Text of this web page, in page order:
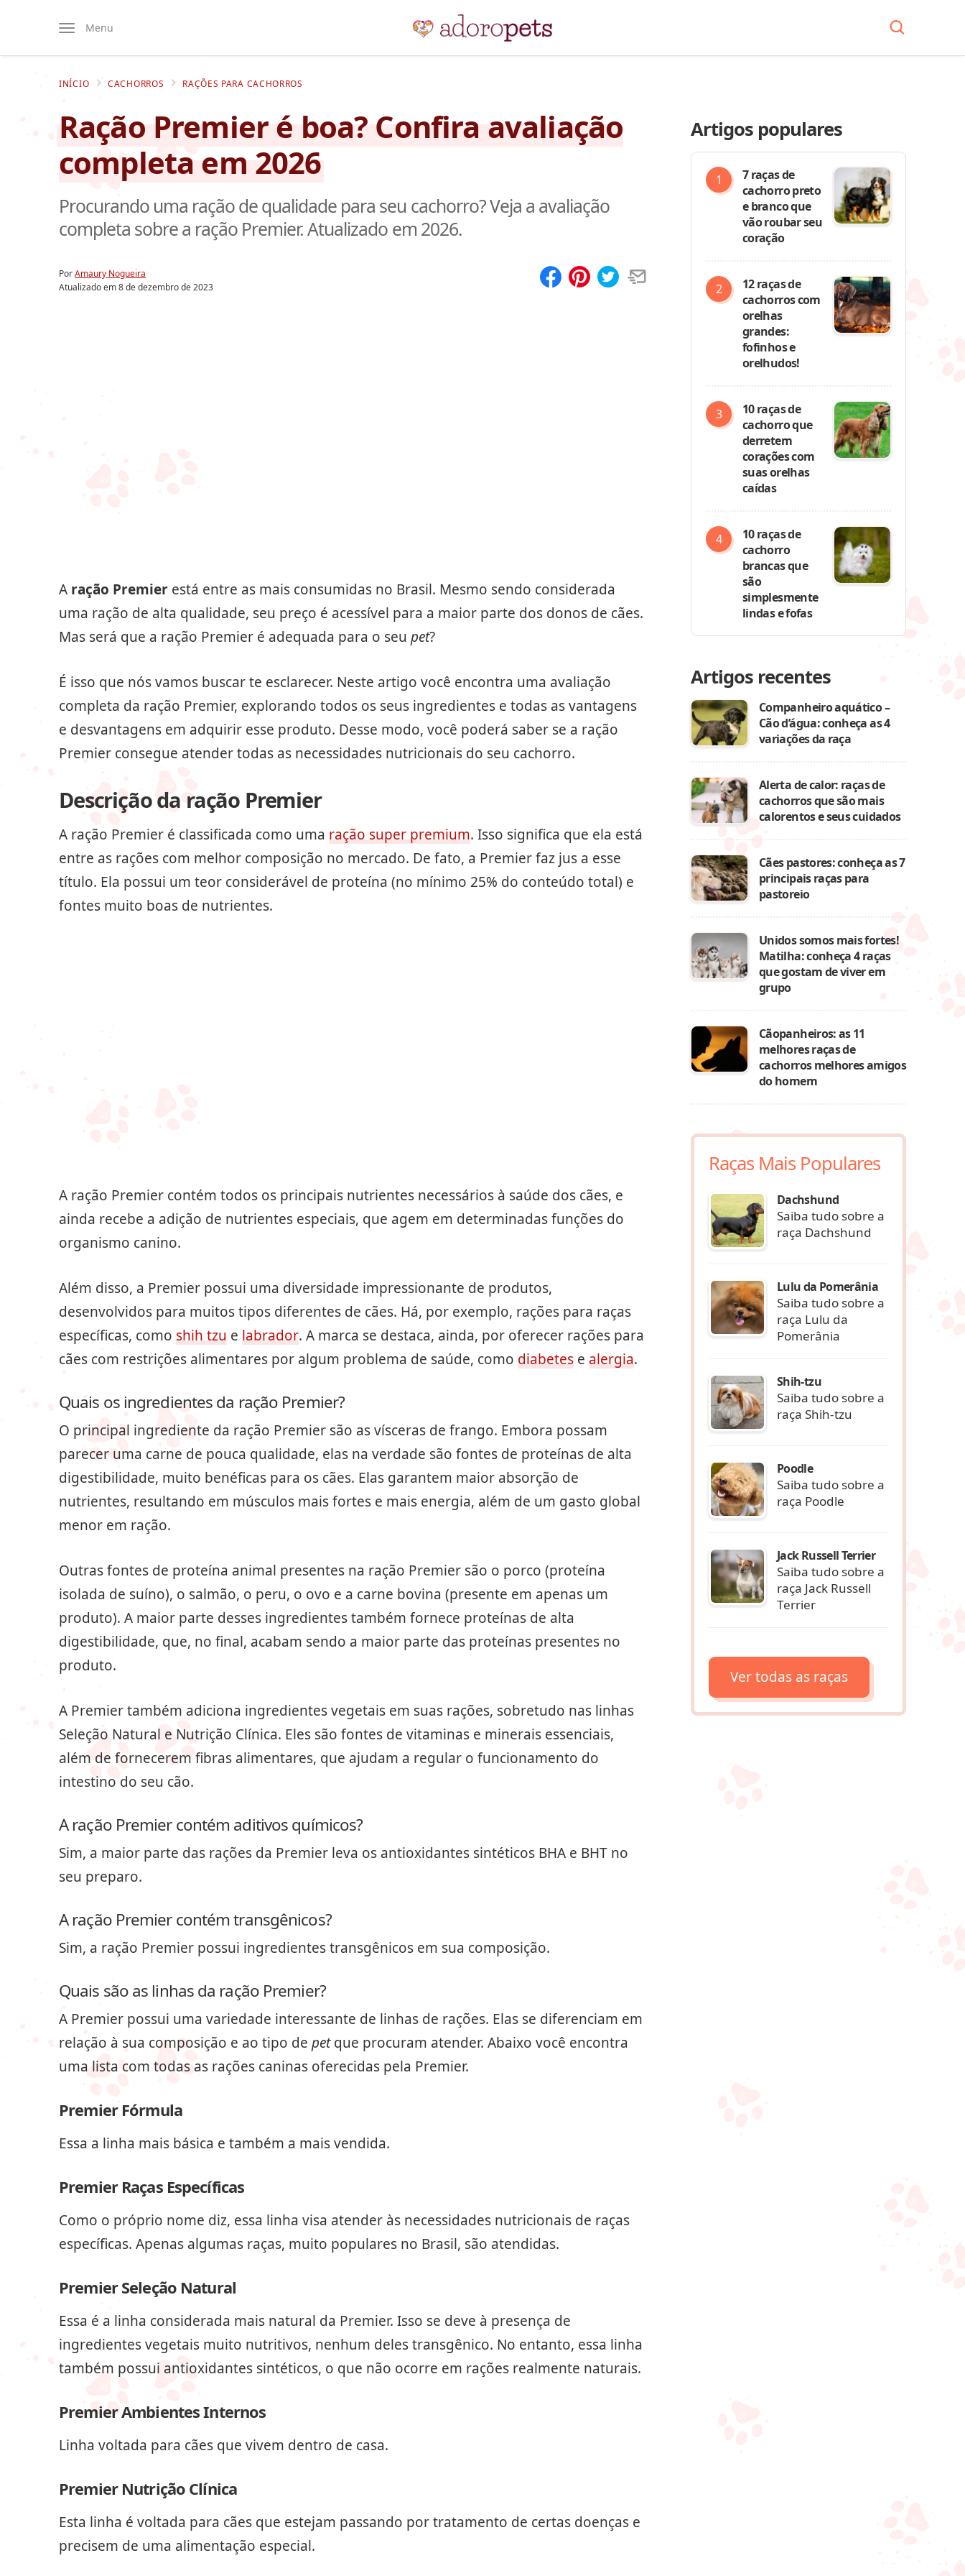
Menu
INÍCIO CACHORROS RAÇÕES PARA CACHORROS
Ração Premier é boa? Confira avaliação
completa em 2026
Procurando uma ração de qualidade para seu cachorro? Veja a avaliação
completa sobre a ração Premier. Atualizado em 2026.
PorAmaury Nogueira
Atualizado em8 de dezembro de 2023
A ração Premier está entre as mais consumidas no Brasil. Mesmo sendo considerada
uma ração de alta qualidade, seu preço é acessível para a maior parte dos donos de cães.
Mas será que a ração Premier é adequada para o seu pet?
É isso que nós vamos buscar te esclarecer. Neste artigo você encontra uma avaliação
completa da ração Premier, explorando todos os seus ingredientes e todas as vantagens
e desvantagens em adquirir esse produto. Desse modo, você poderá saber se a ração
Premier consegue atender todas as necessidades nutricionais do seu cachorro.
Descrição da ração Premier
A ração Premier é classificada como uma ração super premium. Isso significa que ela está
entre as rações com melhor composição no mercado. De fato, a Premier faz jus a esse
título. Ela possui um teor considerável de proteína (no mínimo 25% do conteúdo total) e
fontes muito boas de nutrientes.
A ração Premier contém todos os principais nutrientes necessários à saúde dos cães, e
ainda recebe a adição de nutrientes especiais, que agem em determinadas funções do
organismo canino.
Além disso, a Premier possui uma diversidade impressionante de produtos,
desenvolvidos para muitos tipos diferentes de cães. Há, por exemplo, rações para raças
específicas, como shih tzu e labrador. A marca se destaca, ainda, por oferecer rações para
cães com restrições alimentares por algum problema de saúde, como diabetes e alergia.
Quais os ingredientes da ração Premier?
O principal ingrediente da ração Premier são as vísceras de frango. Embora possam
parecer uma carne de pouca qualidade, elas na verdade são fontes de proteínas de alta
digestibilidade, muito benéficas para os cães. Elas garantem maior absorção de
nutrientes, resultando em músculos mais fortes e mais energia, além de um gasto global
menor em ração.
Outras fontes de proteína animal presentes na ração Premier são o porco (proteína
isolada de suíno), o salmão, o peru, o ovo e a carne bovina (presente em apenas um
produto). A maior parte desses ingredientes também fornece proteínas de alta
digestibilidade, que, no final, acabam sendo a maior parte das proteínas presentes no
produto.
A Premier também adiciona ingredientes vegetais em suas rações, sobretudo nas linhas
Seleção Natural e Nutrição Clínica. Eles são fontes de vitaminas e minerais essenciais,
além de fornecerem fibras alimentares, que ajudam a regular o funcionamento do
intestino do seu cão.
A ração Premier contém aditivos químicos?
Sim, a maior parte das rações da Premier leva os antioxidantes sintéticos BHA e BHT no
seu preparo.
A ração Premier contém transgênicos?
Sim, a ração Premier possui ingredientes transgênicos em sua composição.
Quais são as linhas da ração Premier?
A Premier possui uma variedade interessante de linhas de rações. Elas se diferenciam em
relação à sua composição e ao tipo de petque procuram atender. Abaixo você encontra
uma lista com todas as rações caninas oferecidas pela Premier.
Premier Fórmula
Essa a linha mais básica e também a mais vendida.
Premier Raças Específicas
Como o próprio nome diz, essa linha visa atender às necessidades nutricionais de raças
específicas. Apenas algumas raças, muito populares no Brasil, são atendidas.
Premier Seleção Natural
Essa é a linha considerada mais natural da Premier. Isso se deve à presença de
ingredientes vegetais muito nutritivos, nenhum deles transgênico. No entanto, essa linha
também possui antioxidantes sintéticos, o que não ocorre em rações realmente naturais.
Premier Ambientes Internos
Linha voltada para cães que vivem dentro de casa.
Premier Nutrição Clínica
Esta linha é voltada para cães que estejam passando por tratamento de certas doenças e
precisem de uma alimentação especial.
Artigos populares
7 raças de
cachorro preto
e branco que
vão roubar seu
coração
12 raças de
cachorros com
orelhas
grandes:
fofinhos e
orelhudos!
10 raças de
cachorro que
derretem
corações com
suas orelhas
caídas
10 raças de
cachorro
brancas que
são
simplesmente
lindas e fofas
Artigos recentes
Companheiro aquático –
Cão d’água: conheça as 4
variações da raça
Alerta de calor: raças de
cachorros que são mais
calorentos e seus cuidados
Cães pastores: conheça as 7
principais raças para
pastoreio
Unidos somos mais fortes!
Matilha: conheça 4 raças
que gostam de viver em
grupo
Cãopanheiros: as 11
melhores raças de
cachorros melhores amigos
do homem
Raças Mais Populares
Dachshund
Saiba tudo sobre a
raça Dachshund
Lulu da Pomerânia
Saiba tudo sobre a
raça Lulu da
Pomerânia
Shih-tzu
Saiba tudo sobre a
raça Shih-tzu
Poodle
Saiba tudo sobre a
raça Poodle
Jack Russell Terrier
Saiba tudo sobre a
raça Jack Russell
Terrier
Ver todas as raças